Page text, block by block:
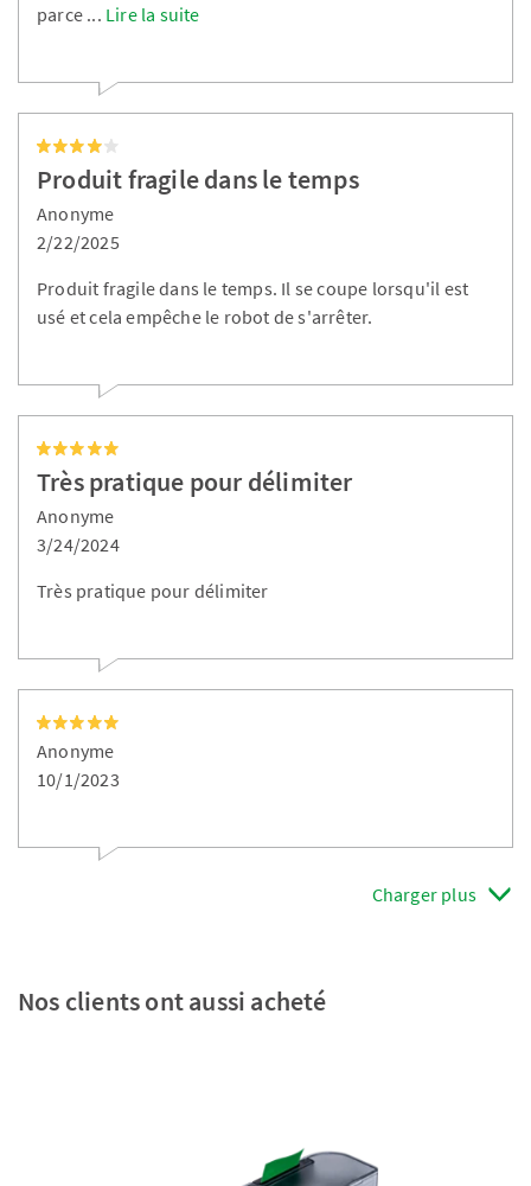
parce ... Lire la suite
Produit fragile dans le temps
Anonyme
2/22/2025
Produit fragile dans le temps. Il se coupe lorsqu'il est
usé et cela empêche le robot de s'arrêter.
Très pratique pour délimiter
Anonyme
3/24/2024
Très pratique pour délimiter
Anonyme
10/1/2023
Charger plus
Nos clients ont aussi acheté